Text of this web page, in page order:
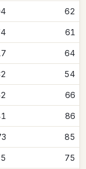
62
61
64
54
66
86
85
75